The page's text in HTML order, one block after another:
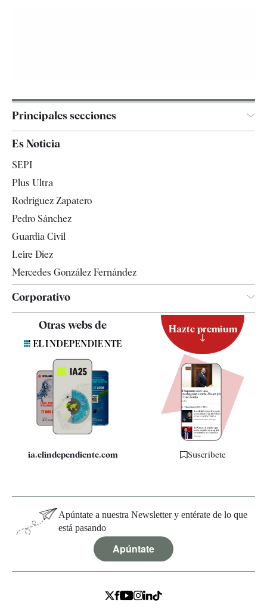
Principales secciones
Televisión
Es Noticia
SEPI
Plus Ultra
Rodríguez Zapatero
Pedro Sánchez
Guardia Civil
Leire Díez
Mercedes González Fernández
Corporativo
Quiénes somos
Especificaciones
Otras webs de
ia.elindependiente.com
Hazte premium
Suscríbete
Apúntate a nuestra Newsletter y entérate de lo que
está pasando
Apúntate